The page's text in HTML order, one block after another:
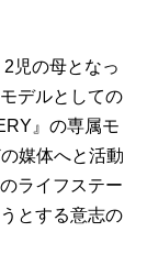
児の母となっ
デルとしての
』の専属モ
媒体へと活動
ライフステー
とする意志の